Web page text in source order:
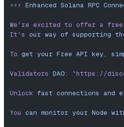
⚡️⚡️⚡️ Enhanced Solana RPC
We're excited to offer a free
It' s our way of supporting
To get your Free API key,
Validators DAO: `https://
Unlock fast connections and
You can monitor your Node